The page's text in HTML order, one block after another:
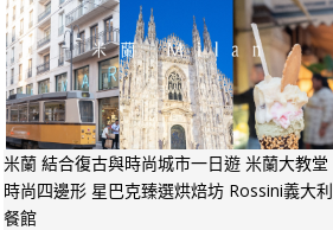
米蘭 結合復古與時尚城市一日遊 米蘭大教堂
時尚四邊形 星巴克臻選烘焙坊 Rossini義大利
餐館